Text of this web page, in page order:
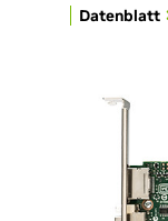
Datenblatt